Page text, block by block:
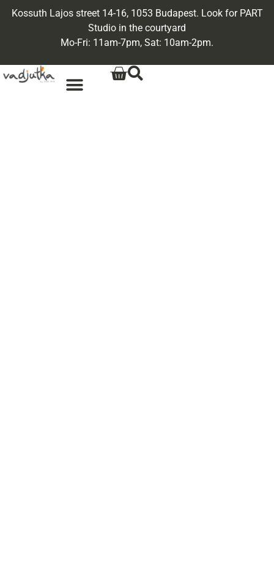
Kossuth Lajos street 14-16, 1053 Budapest. Look for PART
Studio in the courtyard
Mo-Fri: 11am-7pm, Sat: 10am-2pm.